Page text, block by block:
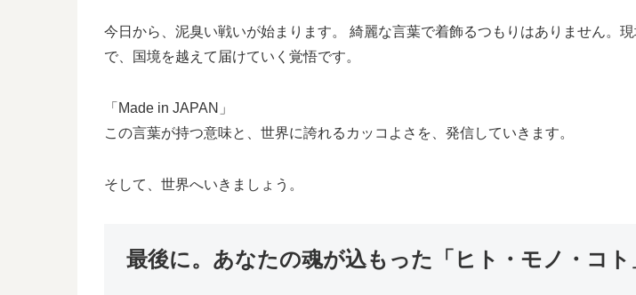
今日から、泥臭い戦いが始まります。 綺麗な言葉で着飾るつもりはありません。
で、国境を越えて届けていく覚悟です。
「Made in JAPAN」
この言葉が持つ意味と、世界に誇れるカッコよさを、発信していきます。
そして、世界へいきましょう。
最後に。あなたの魂が込もった「ヒト・モノ・コ